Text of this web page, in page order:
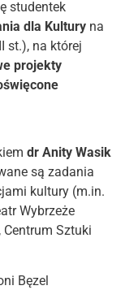
studentek
dla Kultury na
st.), na której
projekty
dr Anity Wasik
są zadania
kultury (m.in.
Wybrzeże
Sztuki
Bęzel